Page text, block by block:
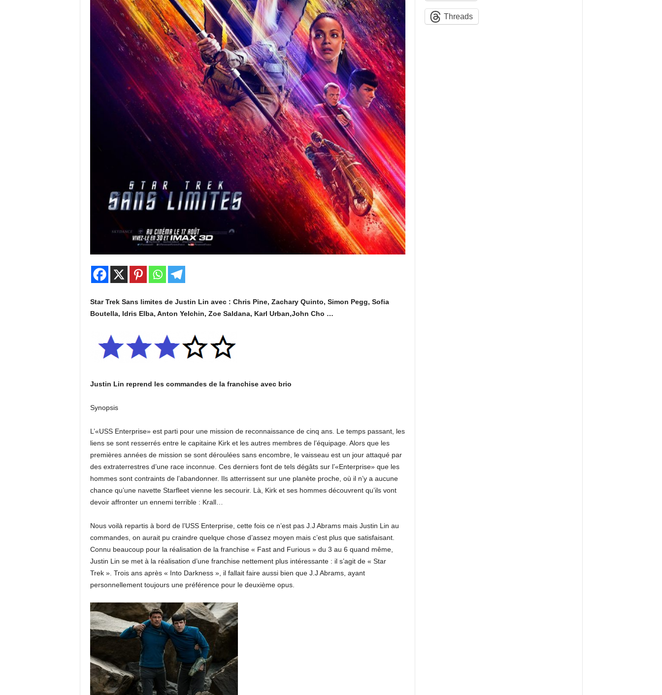
Star Trek Sans limites de Justin Lin avec : Chris Pine, Zachary Quinto, Simon Pegg, Sofia
Boutella, Idris Elba, Anton Yelchin, Zoe Saldana, Karl Urban,John Cho …
Justin Lin reprend les commandes de la franchise avec brio
Synopsis
L’«USS Enterprise» est parti pour une mission de reconnaissance de cinq ans. Le temps passant, les
liens se sont resserrés entre le capitaine Kirk et les autres membres de l’équipage. Alors que les
premières années de mission se sont déroulées sans encombre, le vaisseau est un jour attaqué par
des extraterrestres d’une race inconnue. Ces derniers font de tels dégâts sur l’«Enterprise» que les
hommes sont contraints de l’abandonner. Ils atterrissent sur une planète proche, où il n’y a aucune
chance qu’une navette Starfleet vienne les secourir. Là, Kirk et ses hommes découvrent qu’ils vont
devoir affronter un ennemi terrible : Krall…
Nous voilà repartis à bord de l’USS Enterprise, cette fois ce n’est pas J.J Abrams mais Justin Lin au
commandes, on aurait pu craindre quelque chose d’assez moyen mais c’est plus que satisfaisant.
Connu beaucoup pour la réalisation de la franchise « Fast and Furious » du 3 au 6 quand même,
Justin Lin se met à la réalisation d’une franchise nettement plus intéressante : il s’agit de « Star
Trek ». Trois ans après « Into Darkness », il fallait faire aussi bien que J.J Abrams, ayant
personnellement toujours une préférence pour le deuxième opus.
Threads